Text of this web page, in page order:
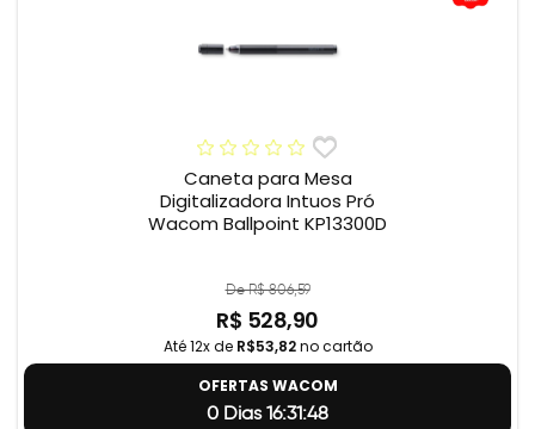
Caneta para Mesa
Digitalizadora Intuos Pró
Wacom Ballpoint KP13300D
De R$ 806,59
R$ 528,90
Até 12x de R$53,82no cartão
OFERTAS WACOM
0 Dias 16:31:47